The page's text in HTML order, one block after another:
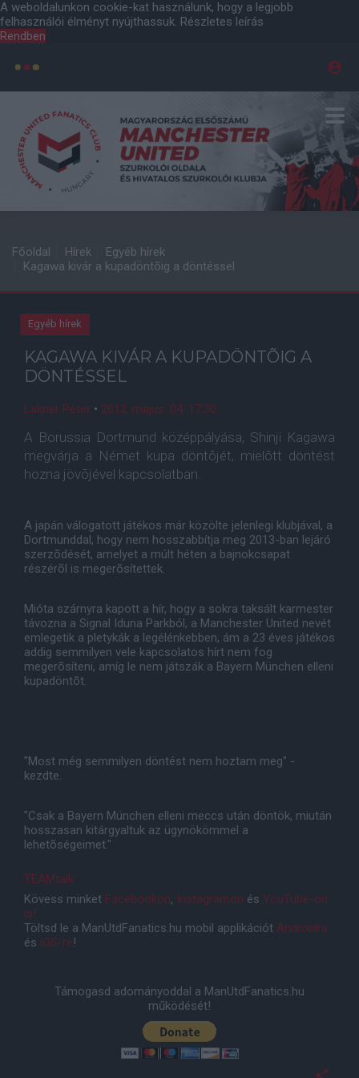
A weboldalunkon cookie-kat használunk, hogy a legjobb
felhasználói élményt nyújthassuk. Részletes leírás
Rendben
Főoldal Hírek
Egyéb hírek
Kagawa kivár a kupadöntõig a döntéssel
Egyéb hírek
KAGAWA KIVÁR A KUPADÖNTÕIG A
DÖNTÉSSEL
Lakner Péter • 2012. május. 04. 17:30
A Borussia Dortmund középpályása, Shinji Kagawa
megvárja a Német kupa döntõjét, mielõtt döntést
hozna jövõjével kapcsolatban.
A japán válogatott játékos már közölte jelenlegi klubjával, a
Dortmunddal, hogy nem hosszabbítja meg 2013-ban lejáró
szerzõdését, amelyet a múlt héten a bajnokcsapat
részérõl is megerõsítettek.
Mióta szárnyra kapott a hír, hogy a sokra taksált karmester
távozna a Signal Iduna Parkból, a Manchester United nevét
emlegetik a pletykák a legélénkebben, ám a 23 éves játékos
addig semmilyen vele kapcsolatos hírt nem fog
megerõsíteni, amíg le nem játszák a Bayern München elleni
kupadöntõt.
"Most még semmilyen döntést nem hoztam meg" -
kezdte.
"Csak a Bayern München elleni meccs után döntök, miután
hosszasan kitárgyaltuk az ügynökömmel a
lehetõségeimet."
TEAMtalk
Kövess minket Facebookon, Instagramon és YouTube-on
is!
Töltsd le a ManUtdFanatics.hu mobil applikációt Androidra
és iOS-re!
Támogasd adományoddal a ManUtdFanatics.hu
működését!